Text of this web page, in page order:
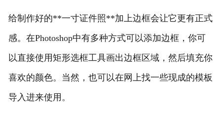
给制作好的**一寸证件照**加上边框会让它更有正式
感。在Photoshop中有多种方式可以添加边框，你可
以直接使用矩形选框工具画出边框区域，然后填充你
喜欢的颜色。当然，也可以在网上找一些现成的模板
导入进来使用。